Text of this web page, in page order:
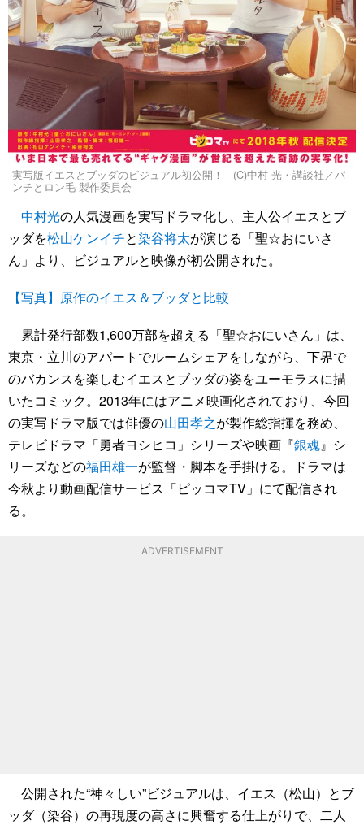
実写版イエスとブッダのビジュアル初公開！ - (C)中村 光・講談社／パ
ンチとロン毛 製作委員会
中村光の人気漫画を実写ドラマ化し、主人公イエスとブ
ッダを松山ケンイチと染谷将太が演じる「聖☆おにいさ
ん」より、ビジュアルと映像が初公開された。
【写真】原作のイエス＆ブッダと比較
累計発行部数1,600万部を超える「聖☆おにいさん」は、
東京・立川のアパートでルームシェアをしながら、下界で
のバカンスを楽しむイエスとブッダの姿をユーモラスに描
いたコミック。2013年にはアニメ映画化されており、今回
の実写ドラマ版では俳優の山田孝之が製作総指揮を務め、
テレビドラマ「勇者ヨシヒコ」シリーズや映画『銀魂』シ
リーズなどの福田雄一が監督・脚本を手掛ける。ドラマは
今秋より動画配信サービス「ピッコマTV」にて配信され
る。
ADVERTISEMENT
公開された“神々しい”ビジュアルは、イエス（松山）とブ
ッダ（染谷）の再現度の高さに興奮する仕上がりで、二人